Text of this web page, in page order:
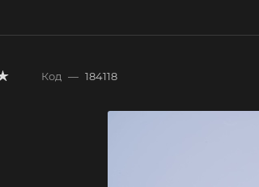
Код — 184118